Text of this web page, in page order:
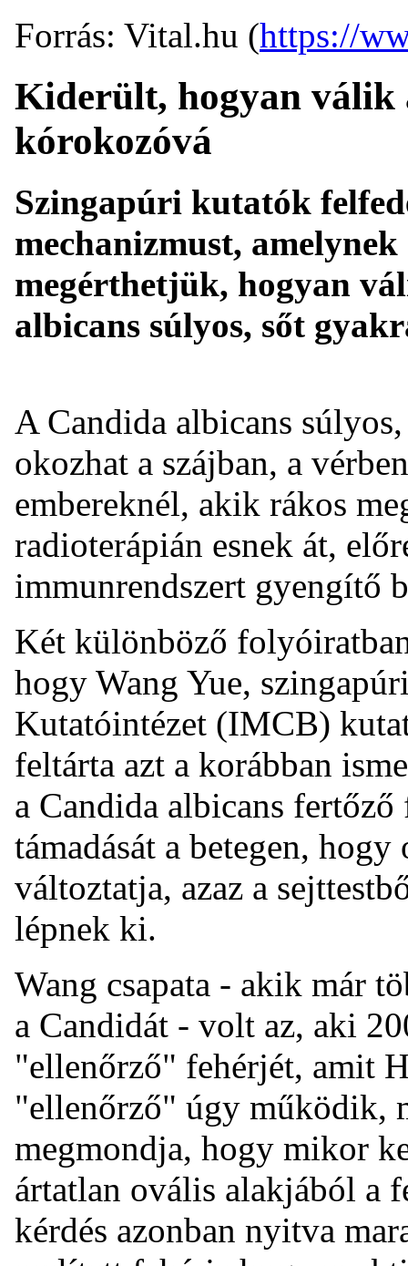
Forrás: Vital.hu (https://
Kiderült, hogyan válik
kórokozóvá
Szingapúri kutatók
mechanizmust,
megérthetjük, hogyan
albicans súlyos, sőt
A Candida albicans
okozhat a szájban, a
embereknél, akik rákos
radioterápián esnek át,
immunrendszert gyengítő
Két különböző
hogy Wang Yue,
Kutatóintézet (IMCB)
feltárta azt a korábban
a Candida albicans
támadását a betegen,
változtatja, azaz a
lépnek ki.
Wang csapata - akik már
a Candidát - volt az, aki
"ellenőrző" fehérjét, amit
"ellenőrző" úgy működik,
megmondja, hogy mikor
ártatlan ovális alakjából a
kérdés azonban nyitva